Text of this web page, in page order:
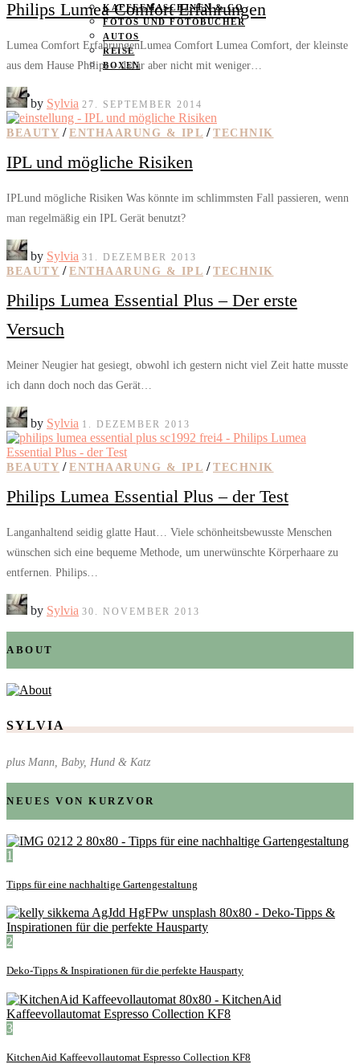
KAFFEEMASCHINEN & CO
FOTOS UND FOTOBÜCHER
AUTOS
REISE
BOXEN
Philips Lumea Comfort Erfahrungen
Lumea Comfort ErfahrungenLumea Comfort Lumea Comfort, der kleinste
aus dem Hause Philips – dafür aber nicht mit weniger…
by Sylvia 27. SEPTEMBER 2014
BEAUTY / ENTHAARUNG & IPL / TECHNIK
IPL und mögliche Risiken
IPLund mögliche Risiken Was könnte im schlimmsten Fall passieren, wenn
man regelmäßig ein IPL Gerät benutzt?
by Sylvia 31. DEZEMBER 2013
BEAUTY / ENTHAARUNG & IPL / TECHNIK
Philips Lumea Essential Plus – Der erste
Versuch
Meiner Neugier hat gesiegt, obwohl ich gestern nicht viel Zeit hatte musste
ich dann doch noch das Gerät…
by Sylvia 1. DEZEMBER 2013
BEAUTY / ENTHAARUNG & IPL / TECHNIK
Philips Lumea Essential Plus – der Test
Langanhaltend seidig glatte Haut… Viele schönheitsbewusste Menschen
wünschen sich eine bequeme Methode, um unerwünschte Körperhaare zu
entfernen. Philips…
by Sylvia 30. NOVEMBER 2013
ABOUT
SYLVIA
plus Mann, Baby, Hund & Katz
NEUES VON KURZVOR
1
Tipps für eine nachhaltige Gartengestaltung
2
Deko-Tipps & Inspirationen für die perfekte Hausparty
3
KitchenAid Kaffeevollautomat Espresso Collection KF8